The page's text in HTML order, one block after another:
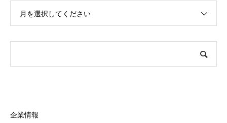
月を選択してください
企業情報